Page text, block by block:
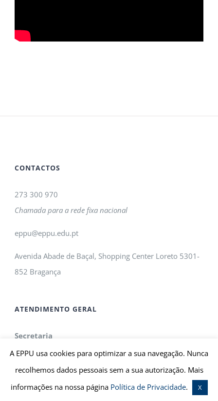
CONTACTOS
273 300 970
Chamada para a rede fixa nacional
eppu@eppu.edu.pt
Avenida Abade de Baçal, Shopping Center Loreto 5301-
852 Bragança
ATENDIMENTO GERAL
Secretaria
Segunda-feira a Sexta-feira
8h30 às 17h30 (Atendimento Contínuo)
Direção Pedagógica
A EPPU usa cookies para optimizar a sua navegação. Nunca
recolhemos dados pessoais sem a sua autorização. Mais
informações na nossa página Política de Privacidade. X